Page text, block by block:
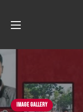
Image Gallery